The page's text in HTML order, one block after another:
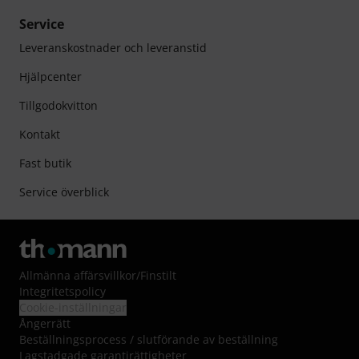
Service
Leveranskostnader och leveranstid
Hjälpcenter
Tillgodokvitton
Kontakt
Fast butik
Service överblick
Allmänna affärsvillkor/Finstilt
Integritetspolicy
Ångerrätt
Beställningsprocess / slutförande av beställning
Lagstadgade garantirättigheter